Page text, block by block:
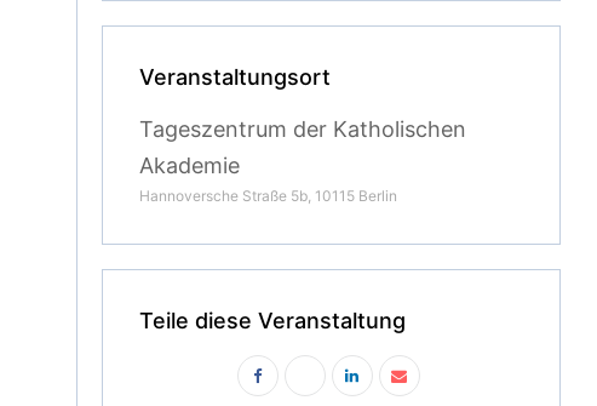
Veranstaltungsort
Tageszentrum der Katholischen
Akademie
Hannoversche Straße 5b, 10115 Berlin
Teile diese Veranstaltung